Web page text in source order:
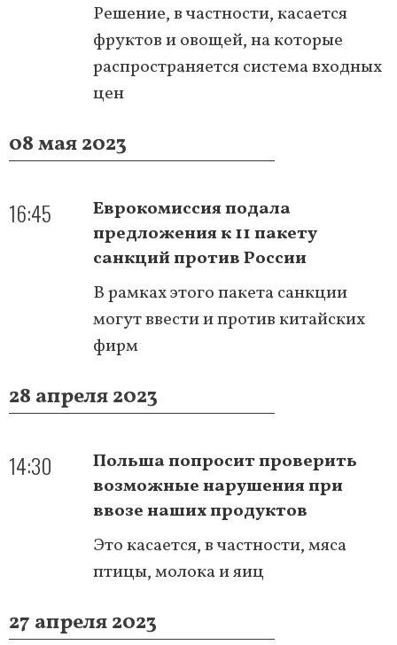
Решение, в частности, касается
фруктов и овощей, на которые
распространяется система входных
цен
08 мая 2023
16:45
Еврокомиссия подала
предложения к 11 пакету
санкций против России
В рамках этого пакета санкции
могут ввести и против китайских
фирм
28 апреля 2023
14:30
Польша попросит проверить
возможные нарушения при
ввозе наших продуктов
Это касается, в частности, мяса
птицы, молока и яиц
27 апреля 2023